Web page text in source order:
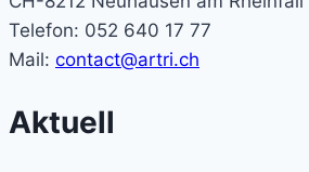
Telefon: 052 640 17 77
Mail: contact@artri.ch
Aktuell